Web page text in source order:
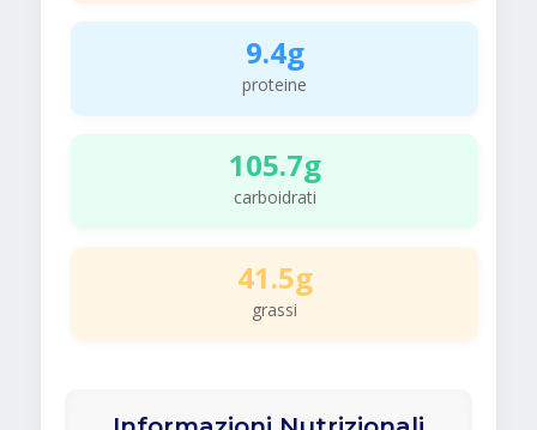
9.4g
proteine
105.7g
carboidrati
41.5g
grassi